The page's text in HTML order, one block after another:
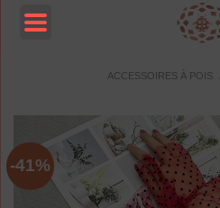
Passer
ACCESSOIRES À POIS
-41%